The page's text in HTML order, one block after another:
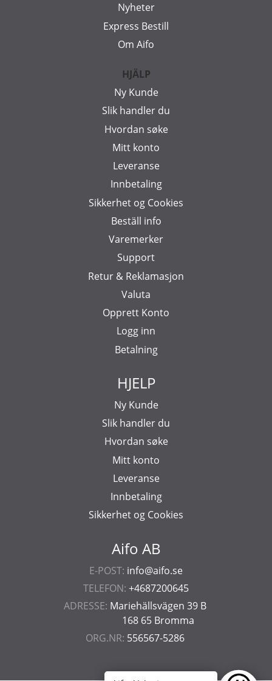
Aifo AB
E-POST: info@aifo.se
TELEFON: +4687200645
ADRESSE: Mariehällsvägen 39 B
168 65 Bromma
ORG.NR: 556567-5286
Nyheter
Express Bestill
Om Aifo
HJÄLP
Ny Kunde
Slik handler du
Hvordan søke
Mitt konto
Leveranse
Innbetaling
Sikkerhet og Cookies
Beställ info
Varemerker
Support
Retur & Reklamasjon
Valuta
Opprett Konto
Logg inn
Betalning
HJELP
Ny Kunde
Slik handler du
Hvordan søke
Mitt konto
Leveranse
Innbetaling
Sikkerhet og Cookies